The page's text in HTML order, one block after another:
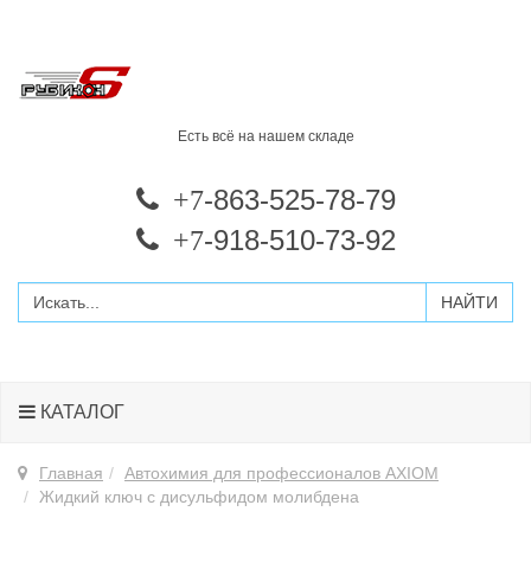
Есть всё на нашем складе
+7-863-525-78-79
+7-918-510-73-92
КАТАЛОГ
Главная
Автохимия для профессионалов AXIOM
Жидкий ключ с дисульфидом молибдена